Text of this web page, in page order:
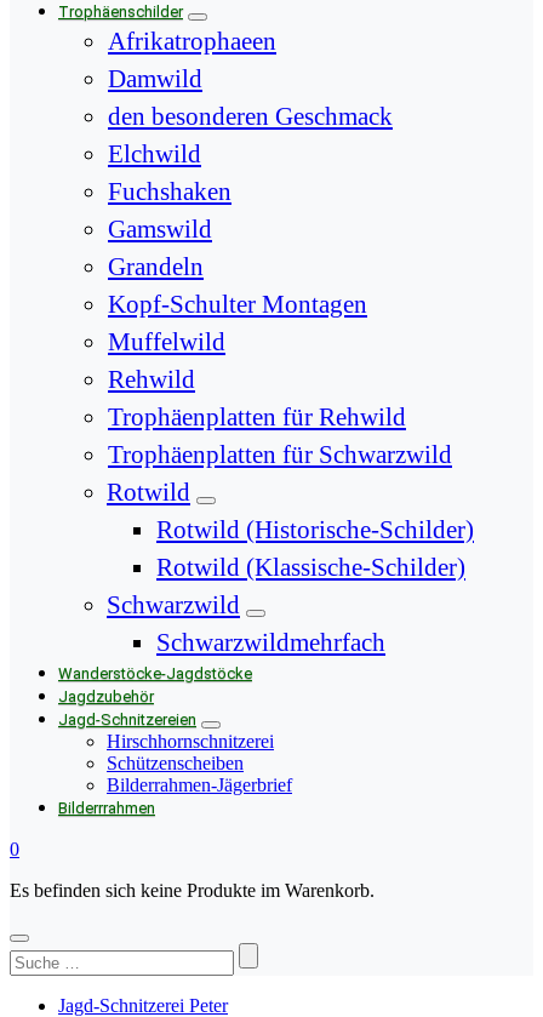
Trophäenschilder
Afrikatrophaeen
Damwild
den besonderen Geschmack
Elchwild
Fuchshaken
Gamswild
Grandeln
Kopf-Schulter Montagen
Muffelwild
Rehwild
Trophäenplatten für Rehwild
Trophäenplatten für Schwarzwild
Rotwild
Rotwild (Historische-Schilder)
Rotwild (Klassische-Schilder)
Schwarzwild
Schwarzwildmehrfach
Wanderstöcke-Jagdstöcke
Jagdzubehör
Jagd-Schnitzereien
Hirschhornschnitzerei
Schützenscheiben
Bilderrahmen-Jägerbrief
Bilderrrahmen
0
Es befinden sich keine Produkte im Warenkorb.
Suchen
nach:
Jagd-Schnitzerei Peter